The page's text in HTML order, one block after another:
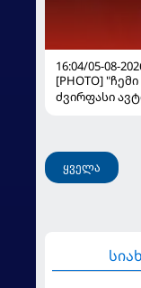
16:04/05-08-
[PHOTO]
ძვირფასი
ყველა